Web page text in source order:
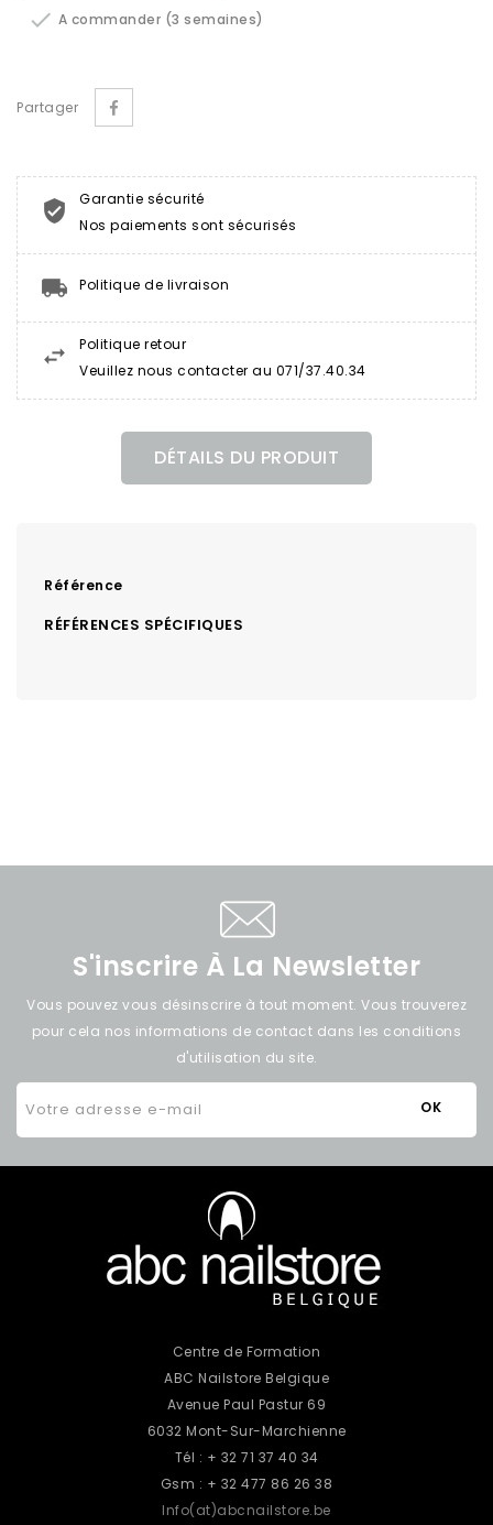
 A commander (3 semaines)
Partager
Garantie sécurité
Nos paiements sont sécurisés
Politique de livraison
Politique retour
Veuillez nous contacter au 071/37.40.34
DÉTAILS DU PRODUIT
Référence
RÉFÉRENCES SPÉCIFIQUES
S'inscrire À La Newsletter
Vous pouvez vous désinscrire à tout moment. Vous trouverez
pour cela nos informations de contact dans les conditions
d'utilisation du site.
Centre de Formation
ABC Nailstore Belgique
Avenue Paul Pastur 69
6032 Mont-Sur-Marchienne
Tél : + 32 71 37 40 34
Gsm : + 32 477 86 26 38
Info(at)abcnailstore.be